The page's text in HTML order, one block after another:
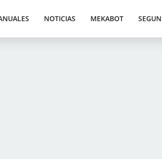
NOTICIAS MEKABOT